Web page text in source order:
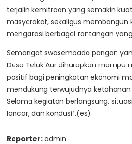
terjalin kemitraan yang semakin
masyarakat, sekaligus membangun
mengatasi berbagai tantangan
Semangat swasembada pangan
Desa Teluk Aur diharapkan mampu
positif bagi peningkatan ekonomi
mendukung terwujudnya ketahanan
Selama kegiatan berlangsung,
lancar, dan kondusif.(es)
Reporter: admin